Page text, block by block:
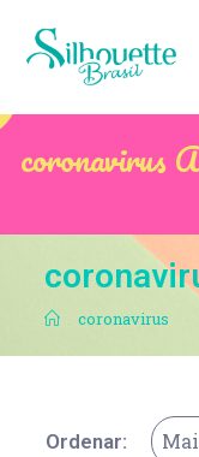
coronavirus
. coronavirus
Ordenar: